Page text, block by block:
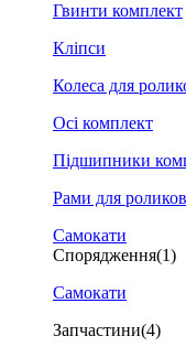
Гвинти комплект
Кліпси
Колеса для
Осі комплект
Підшипники
Рами для
Самокати
Спорядження(1)
Самокати
Запчастини(4)